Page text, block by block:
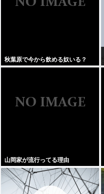
秋葉原で今から飲める奴いる？
山岡家が流行ってる理由